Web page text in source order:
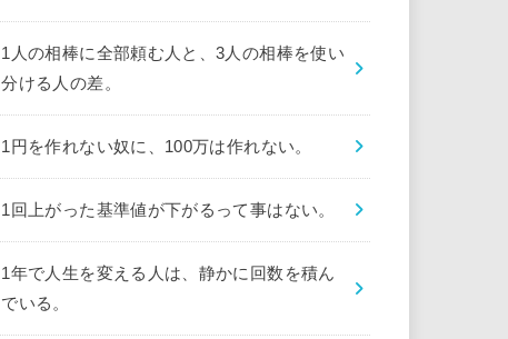
1人の相棒に全部頼む人と、3人の相棒を使い
分ける人の差。
1円を作れない奴に、100万は作れない。
1回上がった基準値が下がるって事はない。
1年で人生を変える人は、静かに回数を積ん
でいる。